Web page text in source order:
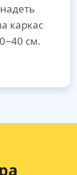
каркас
см.